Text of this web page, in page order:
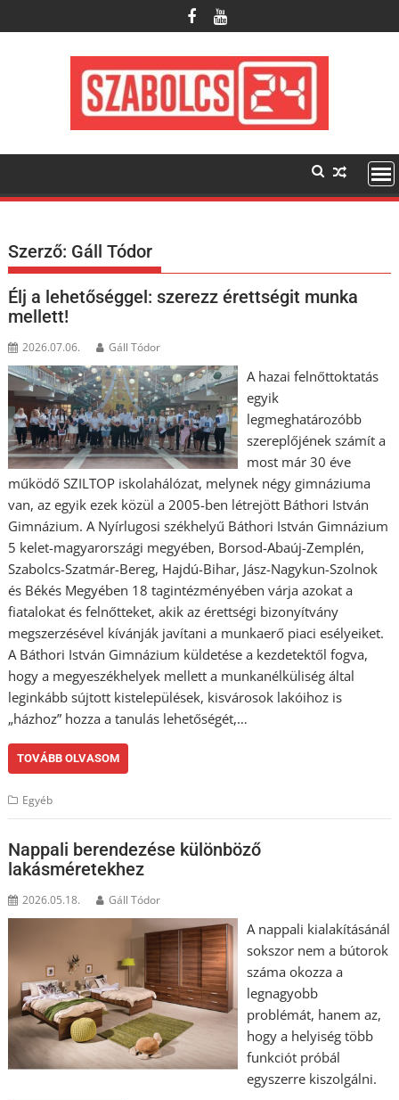
to
Szerző: Gáll Tódor
Élj a lehetőséggel: szerezz érettségit munka
mellett!
2026.07.06. Gáll Tódor
A hazai felnőttoktatás
egyik
legmeghatározóbb
szereplőjének számít a
most már 30 éve
működő SZILTOP iskolahálózat, melynek négy gimnáziuma
van, az egyik ezek közül a 2005-ben létrejött Báthori István
Gimnázium. A Nyírlugosi székhelyű Báthori István Gimnázium
5 kelet-magyarországi megyében, Borsod-Abaúj-Zemplén,
Szabolcs-Szatmár-Bereg, Hajdú-Bihar, Jász-Nagykun-Szolnok
és Békés Megyében 18 tagintézményében várja azokat a
fiatalokat és felnőtteket, akik az érettségi bizonyítvány
megszerzésével kívánják javítani a munkaerő piaci esélyeiket.
A Báthori István Gimnázium küldetése a kezdetektől fogva,
hogy a megyeszékhelyek mellett a munkanélküliség által
leginkább sújtott kistelepülések, kisvárosok lakóihoz is
„házhoz” hozza a tanulás lehetőségét,…
TOVÁBB OLVASOM
Egyéb
Nappali berendezése különböző
lakásméretekhez
2026.05.18. Gáll Tódor
A nappali kialakításánál
sokszor nem a bútorok
száma okozza a
legnagyobb
problémát, hanem az,
hogy a helyiség több
funkciót próbál
egyszerre kiszolgálni.